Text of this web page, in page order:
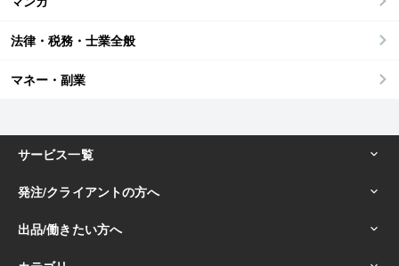
法律・税務・士業全般
マネー・副業